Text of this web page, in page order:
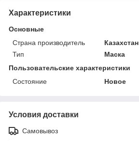
Характеристики
Основные
Страна производитель
Казахстан
Тип
Маска
Пользовательские характеристики
Состояние
Новое
Условия доставки
Самовывоз